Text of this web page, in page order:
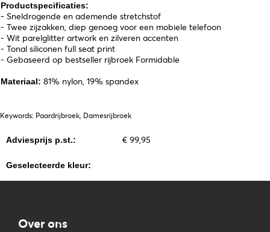
Productspecificaties:
- Sneldrogende en ademende stretchstof
- Twee zijzakken, diep genoeg voor een mobiele telefoon
- Wit parelglitter artwork en zilveren accenten
- Tonal siliconen full seat print
- Gebaseerd op bestseller rijbroek Formidable
Materiaal: 81% nylon, 19% spandex
Keywords: Paardrijbroek, Damesrijbroek
Adviesprijs p.st.: € 99,95
Geselecteerde kleur:
Over ons